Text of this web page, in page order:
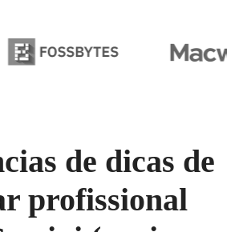
de dicas de
profissional